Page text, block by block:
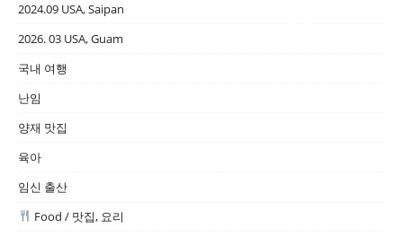
2024.09 USA, Saipan
2026. 03 USA, Guam
국내 여행
난임
양재 맛집
육아
임신 출산
Food / 맛집, 요리